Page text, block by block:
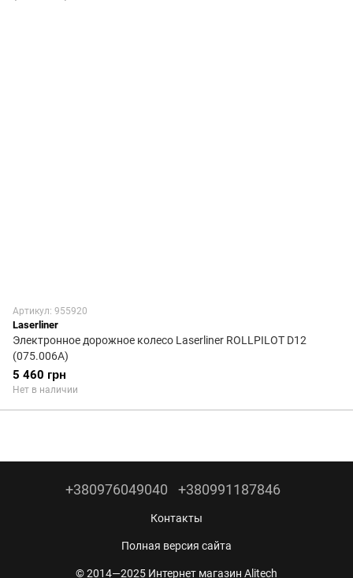
Артикул: 955920
Laserliner
Электронное дорожное колесо Laserliner ROLLPILOT D12
(075.006А)
5 460 грн
Нет в наличии
+380976049040 +380991187846
Контакты
Полная версия сайта
© 2014—2025 Интернет магазин Alitech